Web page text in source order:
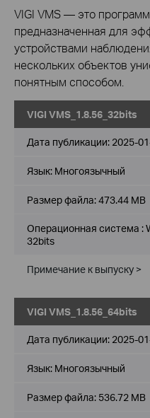
VIGI VMS — это
предназначенная для
устройствами
нескольких объектов
понятным способом.
VIGI VMS_1.8.56_32bits
Дата публикации: 2025-
Язык: Многоязычный
Размер файла:473.44 MB
Операционная система :
32bits
Примечание к выпуску >
VIGI VMS_1.8.56_64bits
Дата публикации: 2025-
Язык: Многоязычный
Размер файла: 536.72 MB